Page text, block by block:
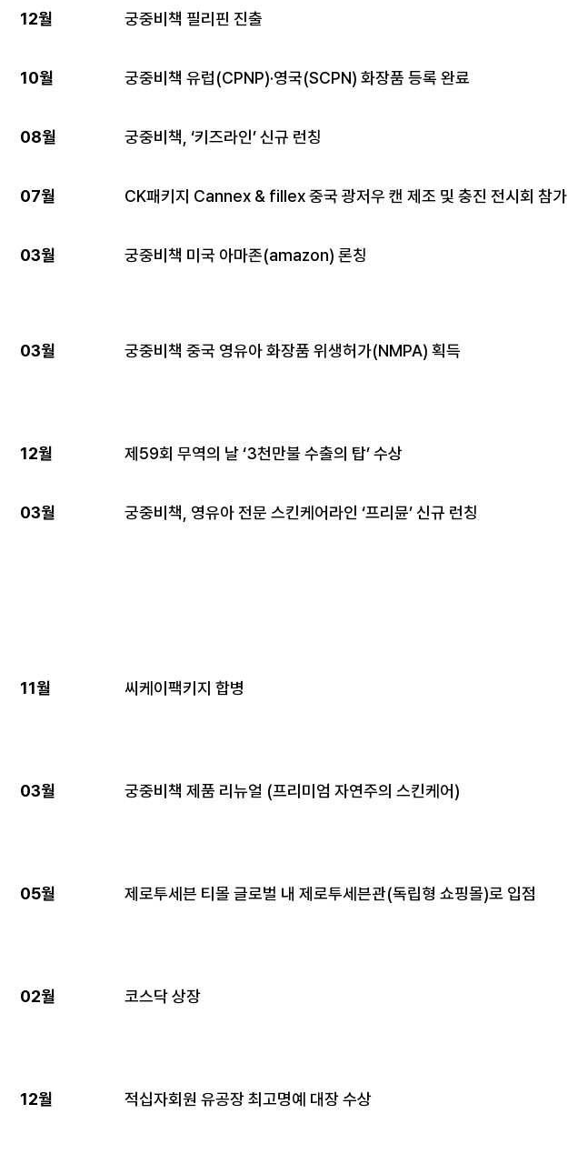
12월 궁중비책 필리핀 진출
10월 궁중비책 유럽(CPNP)·영국(SCPN) 화장품 등록 완료
08월 궁중비책, ‘키즈라인’ 신규 런칭
07월 CK패키지 Cannex & fillex 중국 광저우 캔 제조 및 충진 전시회 참가
03월 궁중비책 미국 아마존(amazon) 론칭
03월 궁중비책 중국 영유아 화장품 위생허가(NMPA) 획득
12월 제59회 무역의 날 ‘3천만불 수출의 탑’ 수상
03월 궁중비책, 영유아 전문 스킨케어라인 ‘프리뮨’ 신규 런칭
11월 씨케이팩키지 합병
03월 궁중비책 제품 리뉴얼 (프리미엄 자연주의 스킨케어)
05월 제로투세븐 티몰 글로벌 내 제로투세븐관(독립형 쇼핑몰)로 입점
02월 코스닥 상장
12월 적십자회원 유공장 최고명예 대장 수상